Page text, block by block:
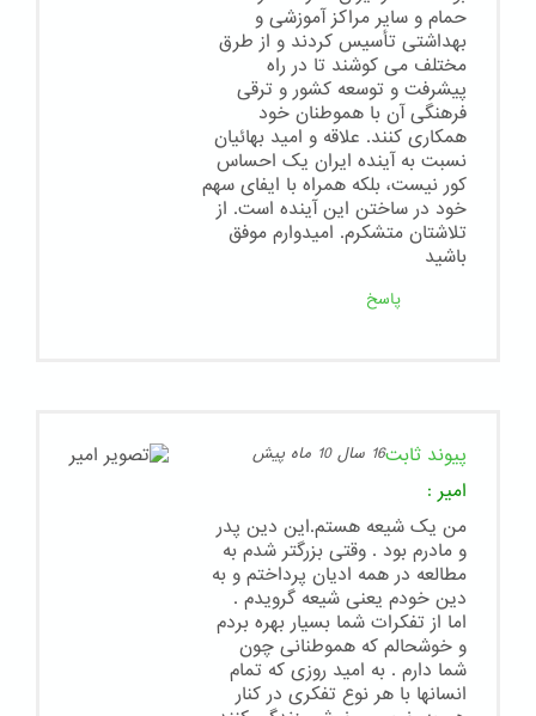
حمام و سایر مراکز آموزشی و
بهداشتی تأسیس کردند و از طرق
مختلف می کوشند تا در راه
پیشرفت و توسعه کشور و ترقی
فرهنگی آن با هموطنان خود
همکاری کنند. علاقه و امید بهائیان
نسبت به آینده ایران یک احساس
کور نیست، بلکه همراه با ایفای سهم
خود در ساختن این آینده است. از
تلاشتان متشکرم. امیدوارم موفق
باشید
پاسخ
پیوند ثابت16 سال 10 ماه پیش
امیر :
من یک شیعه هستم.این دین پدر
و مادرم بود . وقتی بزرگتر شدم به
مطالعه در همه ادیان پرداختم و به
دین خودم یعنی شیعه گرویدم .
اما از تفکرات شما بسیار بهره بردم
و خوشحالم که هموطنانی چون
شما دارم . به امید روزی که تمام
انسانها با هر نوع تفکری در کنار